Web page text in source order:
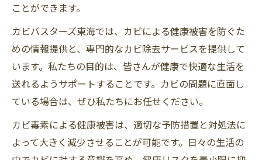
ことができます。
カビバスターズ東海では、カビによる健康被害を防ぐた
めの情報提供と、専門的なカビ除去サービスを提供して
います。私たちの目的は、皆さんが健康で快適な生活を
送れるようサポートすることです。カビの問題に直面し
ている場合は、ぜひ私たちにお任せください。
カビ毒素による健康被害は、適切な予防措置と対処法に
よって大きく減少させることが可能です。日々の生活の